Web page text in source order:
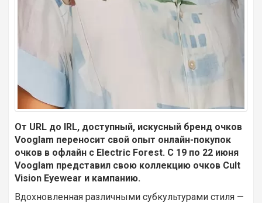
От URL до IRL, доступный, искусный бренд очков
Vooglam переносит свой опыт онлайн-покупок
очков в офлайн с Electric Forest. С 19 по 22 июня
Vooglam представил свою коллекцию очков Cult
Vision Eyewear и кампанию.
Вдохновленная различными субкультурами стиля —